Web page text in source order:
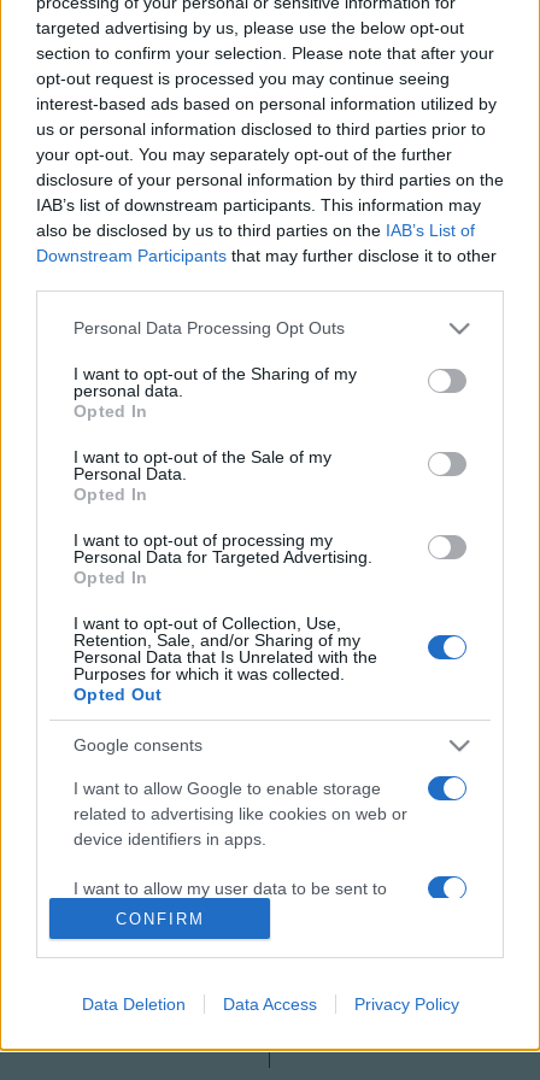
targeted advertising by us, please use the below opt-out
section to confirm your selection. Please note that after your
opt-out request is processed you may continue seeing
interest-based ads based on personal information utilized by
us or personal information disclosed to third parties prior to
your opt-out. You may separately opt-out of the further
disclosure of your personal information by third parties on the
IAB’s list of downstream participants. This information may
also be disclosed by us to third parties on the IAB’s List of
Downstream Participants that may further disclose it to other
Please note that this website/app uses one or more Google
not limited to your visit or usage behaviour. You may click to
grant or deny consent to Google and its third-party tags to
use your data for below specified purposes in below Google
consent section.
Personal Data Processing Opt Outs
I want to opt-out of the Sharing of my
personal data.
Opted In
I want to opt-out of the Sale of my
Personal Data.
Opted In
I want to opt-out of processing my
Personal Data for Targeted Advertising.
Opted In
I want to opt-out of Collection, Use,
Retention, Sale, and/or Sharing of my
Personal Data that Is Unrelated with the
Purposes for which it was collected.
Opted Out
Google consents
I want to allow Google to enable storage
related to advertising like cookies on web or
device identifiers in apps.
I want to allow my user data to be sent to
Google for online advertising purposes.
I want to allow Google to send me
CONFIRM
Data Deletion Data Access Privacy Policy
Steve Vai. Számos sikeres szólólemeze után 1996-ban két
gitárostársával, Steve Vai-jel és Eric Johnsonnal G3 néven
világ körüli turnéra indult: az időnként cserélődő gitárhősök
triójának turnéja azóta hagyománnyá vált, és telt ház mellett
játszanak világszerte.
Satriani tavaly a Van Halen tagjaival,Sammy Hagarrel és
Michael Anthonyval, valamintChad Smith-szel (Red Hot
Chili Peppers) megalakította a Chickenfoot nevű
szupergroupot. Debütáló lemezük Európában, az Egyesült
Államokban és Kanadában is díjesőt hozott, a Classic Rock
magazin pedig 2009 legjobb új zenekarának választotta a
A gitáros jelenleg 11. stúdiólemezén dolgozik, amely
várhatóan októberben jelenik meg. A november 8-i
budapesti koncerten nagy slágerei mellett az új album
and Triple Double nevű együttes lesz.